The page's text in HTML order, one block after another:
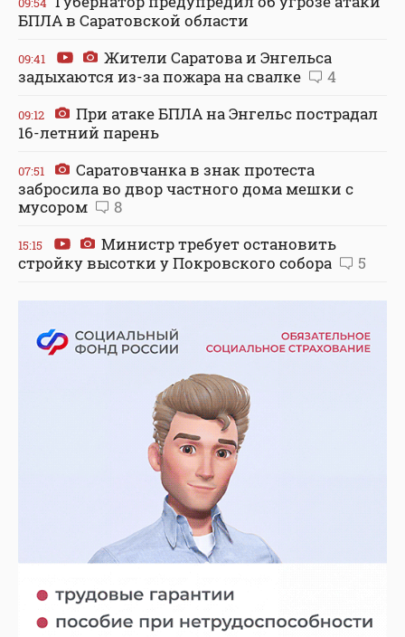
БПЛА в Саратовской области
09:41
Жители Саратова и Энгельса
задыхаются из-за пожара на свалке
4
09:12
При атаке БПЛА на Энгельс пострадал
16-летний парень
07:51
Саратовчанка в знак протеста
забросила во двор частного дома мешки с
мусором
8
15:15
Министр требует остановить
стройку высотки у Покровского собора
5